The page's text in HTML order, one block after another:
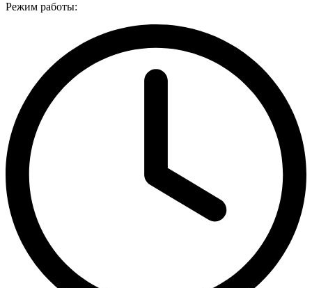
Режим работы: